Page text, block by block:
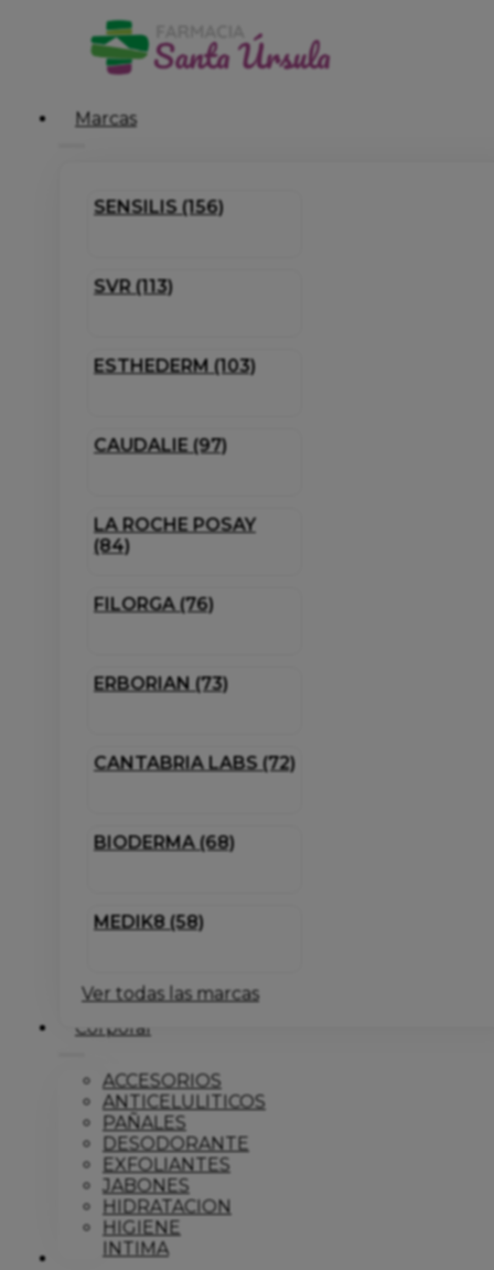
Marcas
SENSILIS (156)
SVR (113)
ESTHEDERM (103)
CAUDALIE (97)
LA ROCHE POSAY
(84)
FILORGA (76)
ERBORIAN (73)
CANTABRIA LABS (72)
BIODERMA (68)
MEDIK8 (58)
Ver todas las marcas
Corporal
ACCESORIOS
ANTICELULITICOS
PAÑALES
DESODORANTE
EXFOLIANTES
JABONES
HIDRATACION
HIGIENE
INTIMA
Dermo